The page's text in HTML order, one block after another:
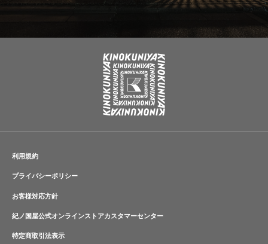
利用規約
プライバシーポリシー
お客様対応方針
紀ノ国屋公式オンラインストアカスタマーセンター
特定商取引法表示